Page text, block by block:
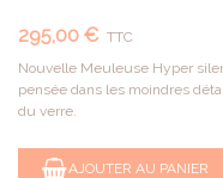
295,00 € TTC
Nouvelle Meuleuse Hyper
pensée dans les moindres
du verre.
AJOUTER AU PANIER